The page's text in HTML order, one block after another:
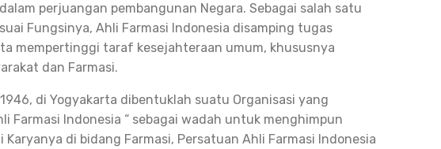
perjuangan pembangunan Negara. Sebagai salah satu
Fungsinya, Ahli Farmasi Indonesia disamping tugas
mempertinggi taraf kesejahteraan umum, khususnya
dan Farmasi.
di Yogyakarta dibentuklah suatu Organisasi yang
Farmasi Indonesia “ sebagai wadah untuk menghimpun
Karyanya di bidang Farmasi, Persatuan Ahli Farmasi Indonesia